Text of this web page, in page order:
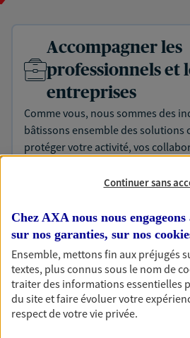
Accompagner les
professionnels et
entreprises
Comme vous, nous sommes des
bâtissons ensemble des solutions
protéger votre activité, vos
Anticiper et
retraite
Il n'est jamais ni trop tôt, ni trop
votre retraite. Nous vous aidons à
pour maintenir votre qualité de
pleinement de cette nouvelle
vie...
Continuer sans
Chez AXA nous nous
sur nos garanties, sur nos
Ensemble, mettons fin aux préjugés
textes, plus connus sous le nom de
traiter des informations essentielles
du site et faire évoluer votre
respect de votre vie privée.